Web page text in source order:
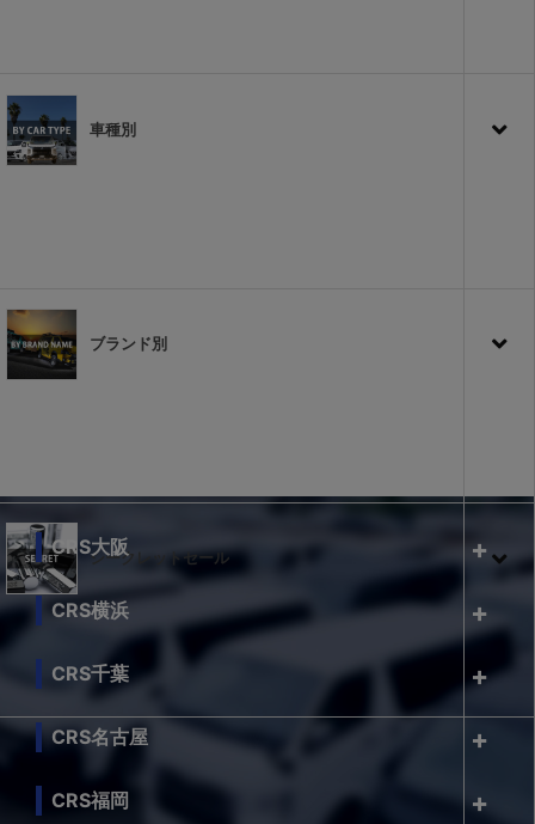
車種別
ブランド別
シークレットセール
CRS大阪
CRS横浜
CRS千葉
CRS名古屋
CRS福岡